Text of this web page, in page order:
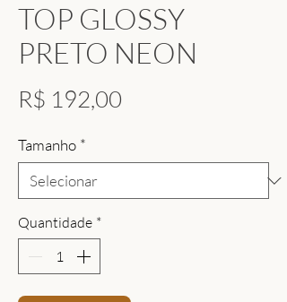
TOP GLOSSY
PRETO NEON
R$ 192,00
Tamanho *
Quantidade *